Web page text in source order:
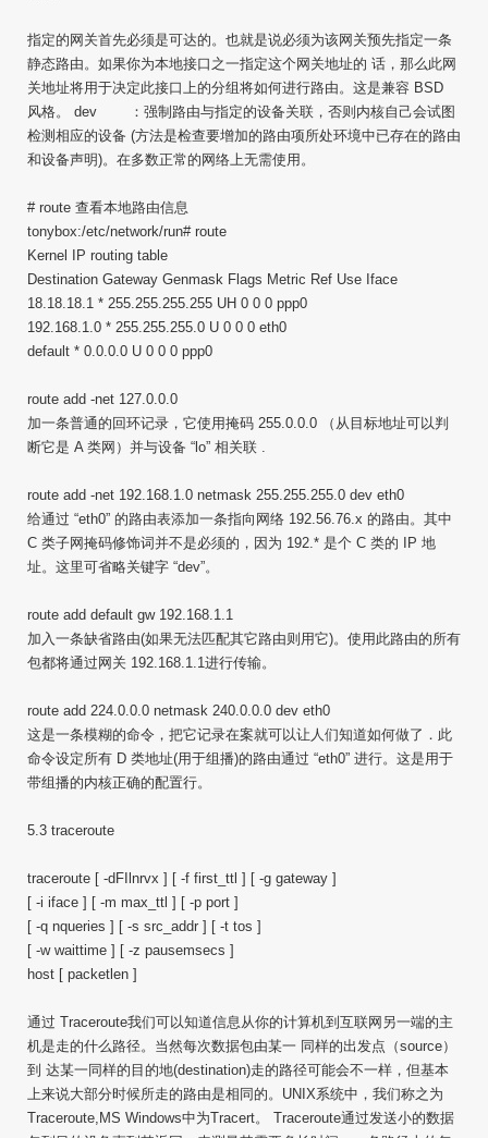
指定的网关首先必须是可达的。也就是说必须为该网关预先指定一条
静态路由。如果你为本地接口之一指定这个网关地址的 话，那么此网
关地址将用于决定此接口上的分组将如何进行路由。这是兼容 BSD
风格。 dev ：强制路由与指定的设备关联，否则内核自己会试图
检测相应的设备 (方法是检查要增加的路由项所处环境中已存在的路由
和设备声明)。在多数正常的网络上无需使用。
# route 查看本地路由信息
tonybox:/etc/network/run# route
Kernel IP routing table
Destination Gateway Genmask Flags Metric Ref Use Iface
18.18.18.1 * 255.255.255.255 UH 0 0 0 ppp0
192.168.1.0 * 255.255.255.0 U 0 0 0 eth0
default * 0.0.0.0 U 0 0 0 ppp0
route add -net 127.0.0.0
加一条普通的回环记录，它使用掩码 255.0.0.0 （从目标地址可以判
断它是 A 类网）并与设备 “lo” 相关联 .
route add -net 192.168.1.0 netmask 255.255.255.0 dev eth0
给通过 “eth0” 的路由表添加一条指向网络 192.56.76.x 的路由。其中
C 类子网掩码修饰词并不是必须的，因为 192.* 是个 C 类的 IP 地
址。这里可省略关键字 “dev”。
route add default gw 192.168.1.1
加入一条缺省路由(如果无法匹配其它路由则用它)。使用此路由的所有
包都将通过网关 192.168.1.1进行传输。
route add 224.0.0.0 netmask 240.0.0.0 dev eth0
这是一条模糊的命令，把它记录在案就可以让人们知道如何做了．此
命令设定所有 D 类地址(用于组播)的路由通过 “eth0” 进行。这是用于
带组播的内核正确的配置行。
5.3 traceroute
traceroute [ -dFIlnrvx ] [ -f first_ttl ] [ -g gateway ]
[ -i iface ] [ -m max_ttl ] [ -p port ]
[ -q nqueries ] [ -s src_addr ] [ -t tos ]
[ -w waittime ] [ -z pausemsecs ]
host [ packetlen ]
通过 Traceroute我们可以知道信息从你的计算机到互联网另一端的主
机是走的什么路径。当然每次数据包由某一 同样的出发点（source）
到 达某一同样的目的地(destination)走的路径可能会不一样，但基本
上来说大部分时候所走的路由是相同的。UNIX系统中，我们称之为
Traceroute,MS Windows中为Tracert。 Traceroute通过发送小的数据